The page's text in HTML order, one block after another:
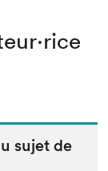
sujet de